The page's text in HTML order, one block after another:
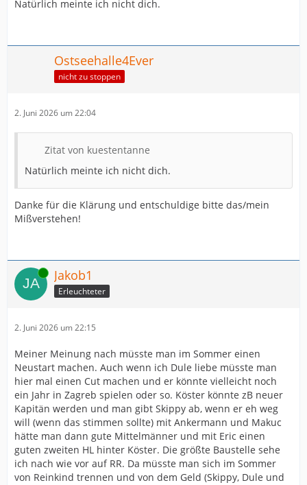
Natürlich meinte ich nicht dich.
Ostseehalle4Ever
nicht zu stoppen
2. Juni 2026 um 22:04
Zitat von kuestentanne
Natürlich meinte ich nicht dich.
Danke für die Klärung und entschuldige bitte das/mein
Mißverstehen!
Online Jakob1
Erleuchteter
2. Juni 2026 um 22:15
Meiner Meinung nach müsste man im Sommer einen
Neustart machen. Auch wenn ich Dule liebe müsste man
hier mal einen Cut machen und er könnte vielleicht noch
ein Jahr in Zagreb spielen oder so. Köster könnte zB neuer
Kapitän werden und man gibt Skippy ab, wenn er eh weg
will (wenn das stimmen sollte) mit Ankermann und Makuc
hätte man dann gute Mittelmänner und mit Eric einen
guten zweiten HL hinter Köster. Die größte Baustelle sehe
ich nach wie vor auf RR. Da müsste man sich im Sommer
von Reinkind trennen und von dem Geld (Skippy, Dule und